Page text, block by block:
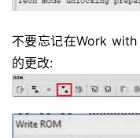
不要忘记在Work with
的更改: